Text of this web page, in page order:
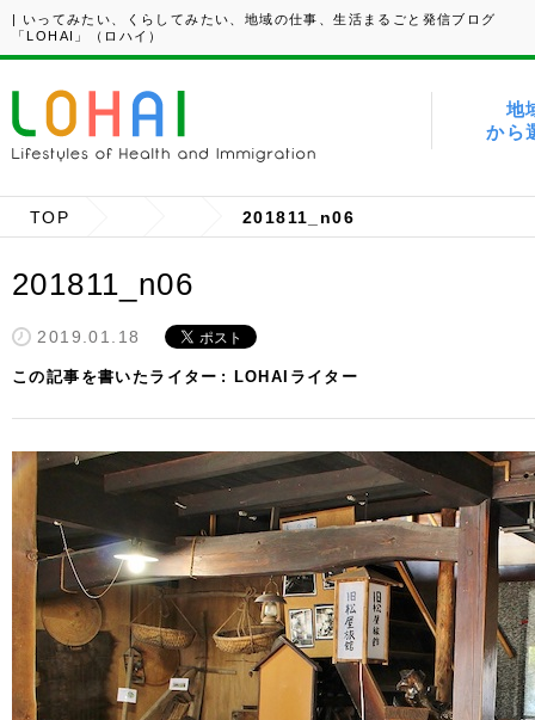
| いってみたい、くらしてみたい、地域の仕事、生活まるごと発信ブログ
「LOHAI」（ロハイ）
地
から
TOP 201811_n06
201811_n06
2019.01.18
この記事を書いたライター LOHAIライター